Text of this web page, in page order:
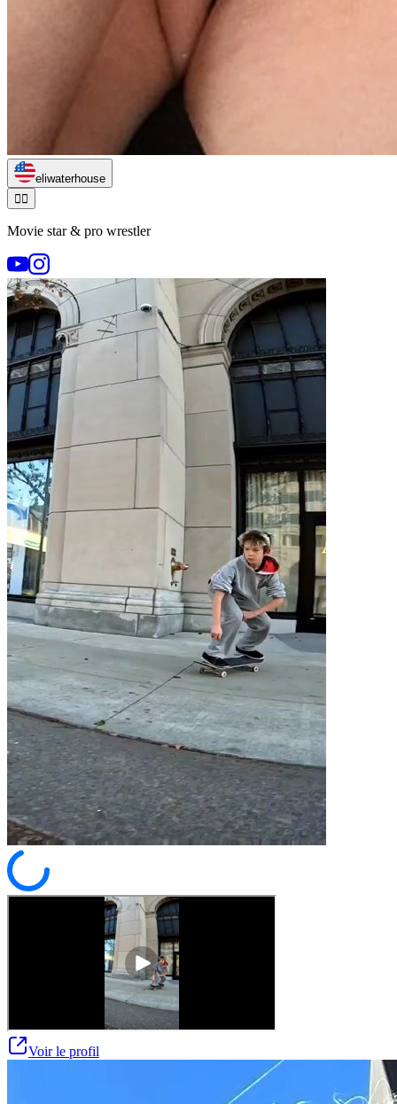
eliwaterhouse
🏃‍♂️
Movie star & pro wrestler
Voir le profil